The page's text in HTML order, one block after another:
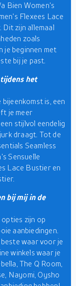
Bien Women's
Flexees Lace
zijn allemaal
zoals
je beginnen met
bij je past.
het
is, een
je meer
stijlvol eendelig
draagt. Tot de
Seamless
Sensuelle
Lace Bustier en
bij mij in de
zijn op
aanbiedingen.
waar voor je
winkels waar je
The Q Room,
Nayomi, Oysho